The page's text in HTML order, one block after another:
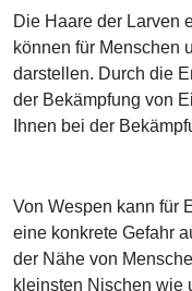
Die Haare der Larven
können für Menschen
darstellen. Durch die
der Bekämpfung von
Ihnen bei der
Von Wespen kann für
eine konkrete Gefahr
der Nähe von
kleinsten Nischen wie